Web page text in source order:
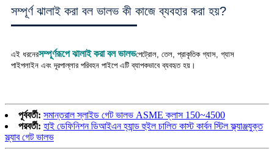
সম্পূর্ণ ঝালাই করা বল ভালভ কী কাজে ব্যবহার করা হয়?
এই ধরনেরসম্পূর্ণরূপে ঝালাই করা বল ভালভপেট্রোল, তেল, প্রাকৃতিক গ্যাস, গ্যাস
পাইপলাইন এবং দূরপাল্লার পরিবহন পাইপে এটি ব্যাপকভাবে ব্যবহৃত হয়।
পূর্ববর্তী: সমান্তরাল স্লাইড গেট ভালভ ASME ক্লাস 150~4500
পরবর্তী: হাই ডেফিনিশন ডিআইএন হ্যান্ড হুইল চালিত কাস্ট কার্বন স্টিল ফ্ল্যাঞ্জযুক্ত
স্ল্যাব গেট ভালভ